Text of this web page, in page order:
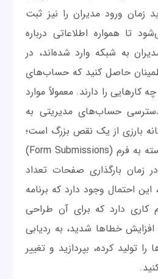
زمان ورود مدیران را نیز ثبت
تا همواره اطلاعاتی درباره
به شبکه وارد شده‌اند، در
حاصل کنید که حساب‌های
کارهایی را دارند. معمولاً موارد
حساب‌های مدیریتی به
بارزی از یک نقص‌ بزرگ است؛
اگر تعداد خطاهای وابسته به فرم (Form Submissions)
زمان بارگذاری صفحات تعداد
احتمال وجود دارد که برنامه
کاری دارد که برای آن طراحی
خطاها شدید، به ردیابی
تولید کرده، بپردازید و تغییر